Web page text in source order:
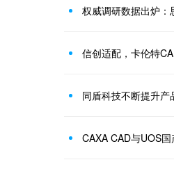
信创适配，卡伦特
同盾科技不断提升
CAXA CAD与UOS